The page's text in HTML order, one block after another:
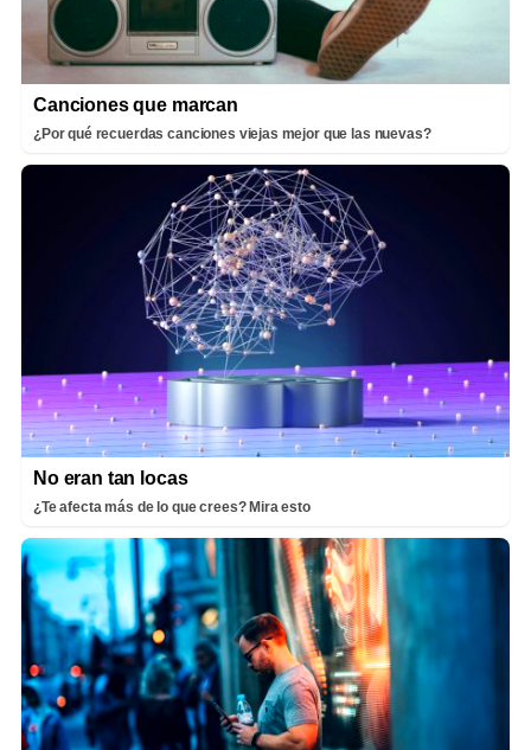
Canciones que marcan
¿Por qué recuerdas canciones viejas mejor que las nuevas?
No eran tan locas
¿Te afecta más de lo que crees? Mira esto